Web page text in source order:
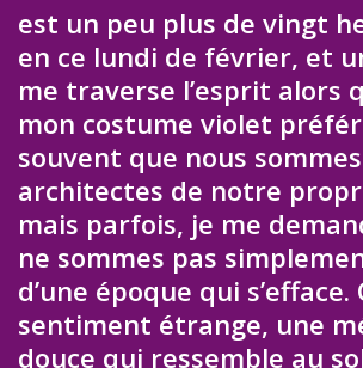
est un peu plus de vingt
en ce lundi de février, et
me traverse l’esprit alors
mon costume violet
souvent que nous
architectes de notre
mais parfois, je me
ne sommes pas
d’une époque qui s’efface.
sentiment étrange, une
douce qui ressemble au